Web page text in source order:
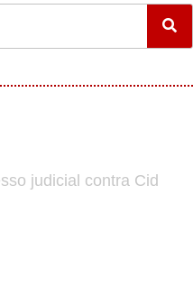
judicial contra Cid